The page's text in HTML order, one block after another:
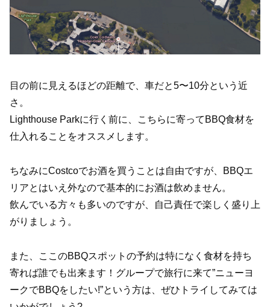
目の前に見えるほどの距離で、車だと5〜10分という近
さ。
Lighthouse Parkに行く前に、こちらに寄ってBBQ食材を
仕入れることをオススメします。
ちなみにCostcoでお酒を買うことは自由ですが、BBQエ
リアとはいえ外なので基本的にお酒は飲めません。
飲んでいる方々も多いのですが、自己責任で楽しく盛り上
がりましょう。
また、ここのBBQスポットの予約は特になく食材を持ち
寄れば誰でも出来ます！グループで旅行に来て”ニューヨ
ークでBBQをしたい!”という方は、ぜひトライしてみては